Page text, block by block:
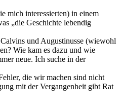
mich interessierten) in einem
„die Geschichte lebendig
und Augustinusse (wiewohl
Wie kam es dazu und wie
neue. Ich suche in der
die wir machen sind nicht
mit der Vergangenheit gibt Rat